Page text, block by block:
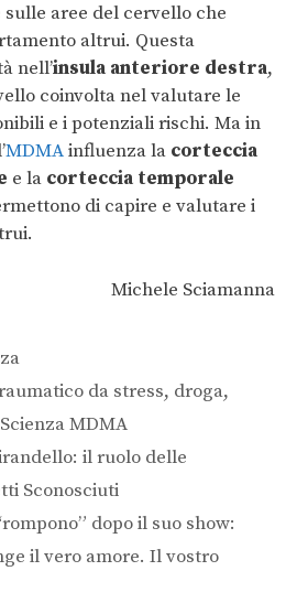
aree del cervello che
altrui. Questa
nell’insula anteriore destra,
coinvolta nel valutare le
e i potenziali rischi. Ma in
MDMAinfluenza la corteccia
e la corteccia temporale
di capire e valutare i
Michele Sciamanna
da stress, droga,
Scienza MDMA
il ruolo delle
Sconosciuti
dopo il suo show:
il vero amore. Il vostro